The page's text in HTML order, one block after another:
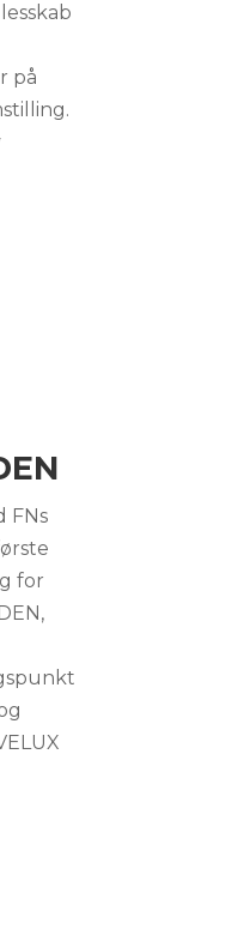
på
FNs
for